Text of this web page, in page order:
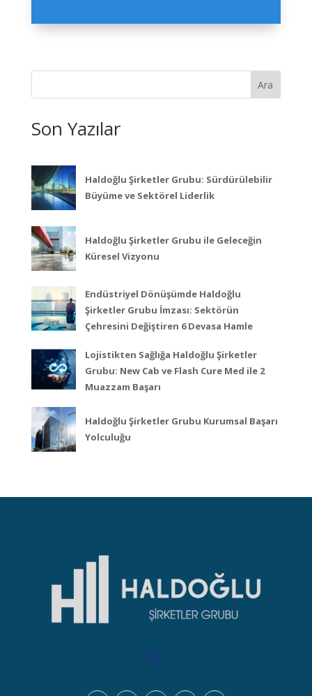
Ara
Son Yazılar
Haldoğlu Şirketler Grubu: Sürdürülebilir
Büyüme ve Sektörel Liderlik
Haldoğlu Şirketler Grubu ile Geleceğin
Küresel Vizyonu
Endüstriyel Dönüşümde Haldoğlu
Şirketler Grubu İmzası: Sektörün
Çehresini Değiştiren 6 Devasa Hamle
Lojistikten Sağlığa Haldoğlu Şirketler
Grubu: New Cab ve Flash Cure Med ile 2
Muazzam Başarı
Haldoğlu Şirketler Grubu Kurumsal Başarı
Yolculuğu